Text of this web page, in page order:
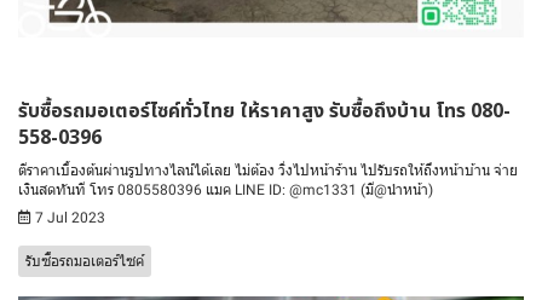
รับซื้อรถมอเตอร์ไซค์ทั่วไทย ให้ราคาสูง รับซื้อถึงบ้าน โทร 080-
558-0396
ตีราคาเบื้องต้นผ่านรูปทางไลน์ได้เลย ไม่ต้อง วิ่งไปหน้าร้าน ไปรับรถให้ถึงหน้าบ้าน จ่าย
เงินสดทันที โทร 0805580396 แมค LINE ID: @mc1331 (มี@นำหน้า)
7 Jul 2023
รับซื้อรถมอเตอร์ไซค์